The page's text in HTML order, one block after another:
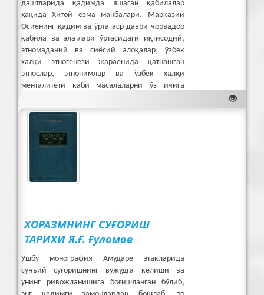
ҳақида Хитой ёзма манбалари, Марказий
Осиёнинг қадим ва ўрта аср даври чорвадор
қабила ва элатлари ўртасидаги иқтисодий,
этномаданий ва сиёсий алоқалар, ўзбек
халқи этногенези жараёнида қатнашган
этнослар, этнонимлар ва ўзбек халқи
менталитети каби масалаларни ўз ичига
ХОРАЗМНИНГ СУҒОРИШ
ТАРИХИ Я.Ғ. Ғуломов
Ушбу монография Амударё этакларида
сунъий суғоришнинг вужудга келиши ва
унинг ривожланишига боғишланган бўлиб,
энг қадимги замонлардан бошлаб, то